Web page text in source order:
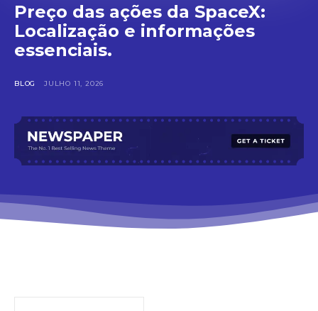
Preço das ações da SpaceX:
Localização e informações
essenciais.
BLOG JULHO 11, 2026